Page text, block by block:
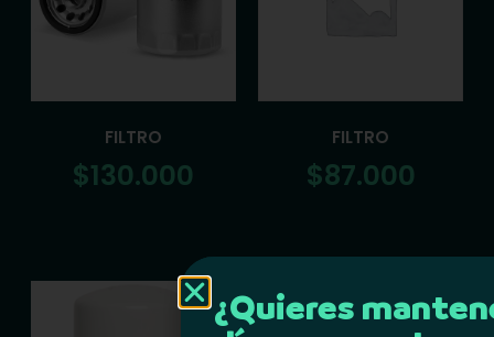
FILTRO
$130.000
FILTRO
$87.000
¿Quieres